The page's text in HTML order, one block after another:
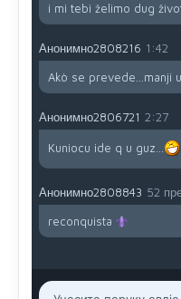
i mi tebi želimo dug
Анонимно2808216 1:42
Akò se prevede...manji
Анонимно2806721 2:27
Kuniocu ide q u guz...
Анонимно2808843 52
reconquista